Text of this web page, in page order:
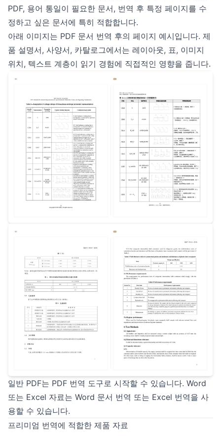
PDF, 용어 통일이 필요한 문서, 번역 후 특정 페이지를 수
정하고 싶은 문서에 특히 적합합니다.
아래 이미지는 PDF 문서 번역 후의 페이지 예시입니다. 제
품 설명서, 사양서, 카탈로그에서는 레이아웃, 표, 이미지
위치, 텍스트 계층이 읽기 경험에 직접적인 영향을 줍니다.
일반 PDF는 PDF 번역 도구 로 시작할 수 있습니다. Word
또는 Excel 자료는 Word 문서 번역 또는 Excel 번역을 사
용할 수 있습니다.
프리미엄 번역에 적합한 제품 자료